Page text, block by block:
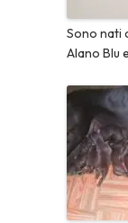
Sono nati
Alano Blu